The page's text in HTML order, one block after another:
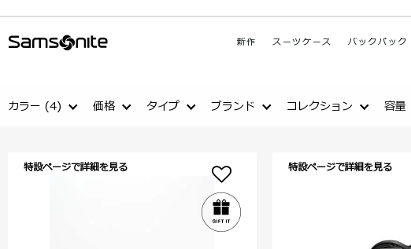
新作 スーツケース バックパック
カラー (4) 価格 タイプ ブランド コレクション 容量
特設ページで詳細を見る 特設ページで詳細を見る